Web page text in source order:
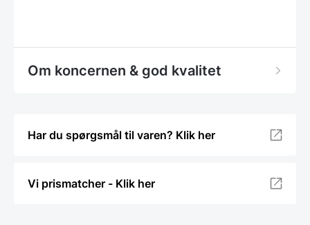
Om koncernen & god kvalitet
Har du spørgsmål til varen? Klik her
Vi prismatcher - Klik her